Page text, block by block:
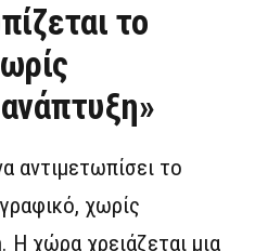
το
αντιμετωπίσει το
χωρίς
Η χώρα χρειάζεται μια